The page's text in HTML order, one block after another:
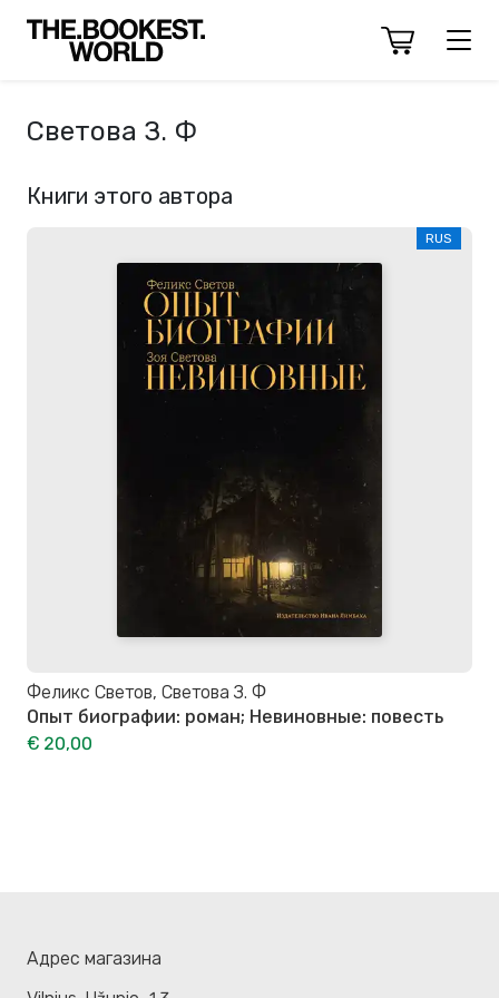
Светова З. Ф
Книги этого автора
RUS
Феликс Светов, Светова З. Ф
Опыт биографии: роман; Невиновные: повесть
€ 20,00
Адрес магазина